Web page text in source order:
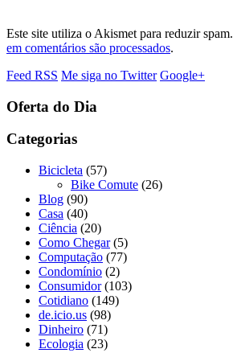
Este site utiliza o Akismet para reduzir spam.
em comentários são processados.
Feed RSS Me siga no Twitter Google+
Oferta do Dia
Categorias
Bicicleta (57)
Bike Comute (26)
Blog (90)
Casa (40)
Ciência (20)
Como Chegar(5)
Computação (77)
Condomínio (2)
Consumidor(103)
Cotidiano (149)
de.icio.us (98)
Dinheiro (71)
Ecologia (23)